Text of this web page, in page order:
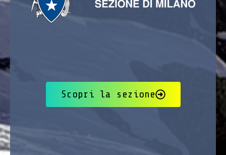
Scopri la sezione